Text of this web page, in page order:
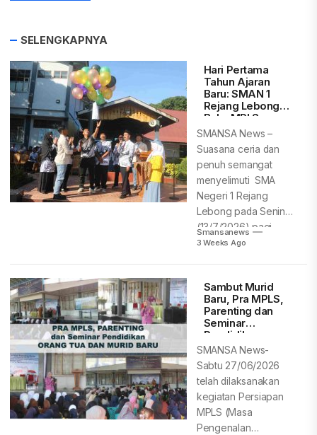
SELENGKAPNYA
Hari Pertama
Tahun Ajaran
Baru: SMAN 1
Rejang Lebong
Buka MPLS
Ramah, Aman,
Menyenangkan
SMANSA News –
Suasana ceria dan
penuh semangat
menyelimuti SMA
Negeri 1 Rejang
Lebong pada Senin
(13/7/2026) pagi.
Menandai dimulainya...
Smansanews
3 Weeks Ago
Sambut Murid
Baru, Pra MPLS,
Parenting dan
Seminar
Pendidikan
SMANSA News-
Sabtu 27/06/2026
telah dilaksanakan
kegiatan Persiapan
MPLS (Masa
Pengenalan